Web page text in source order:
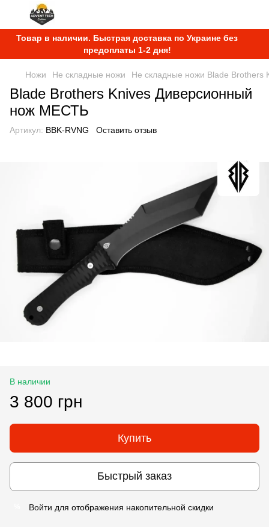
Товар в наличии. Быстрая доставка по Украине без
предоплаты 1-2 дня!
Ножи Не складные ножи Не складные ножи Blade Brothers
Blade Brothers Knives Диверсионный
нож МЕСТЬ
Артикул: BBK-RVNG Оставить отзыв
В наличии
3 800 грн
Купить
Быстрый заказ
Войти для отображения накопительной скидки